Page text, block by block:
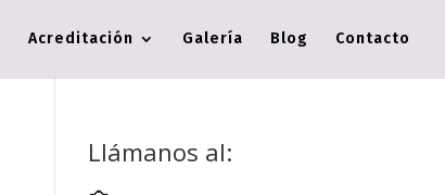
Acreditación Galería Blog Contacto
Llámanos al: